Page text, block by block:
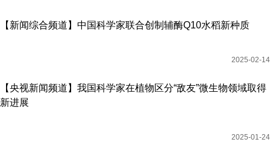
【新闻综合频道】中国科学家联合创制辅酶Q10水稻新种质
2025-02-14
【央视新闻频道】我国科学家在植物区分“敌友”微生物领域取得
新进展
2025-01-24